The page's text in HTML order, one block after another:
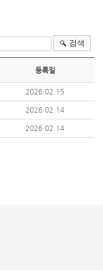
검색
등록일
2026.02.15
2026.02.14
2026.02.14